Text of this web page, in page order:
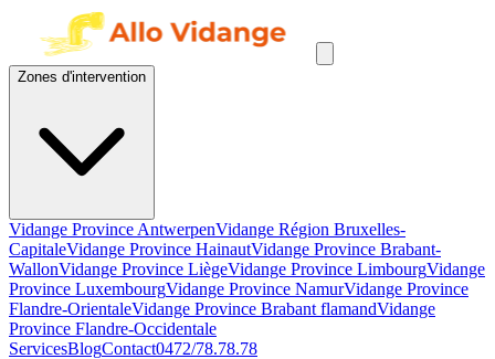
Zones d'intervention
Vidange Province AntwerpenVidange Région Bruxelles-
CapitaleVidange Province HainautVidange Province Brabant-
WallonVidange Province LiègeVidange Province LimbourgVidange
Province LuxembourgVidange Province NamurVidange Province
Flandre-OrientaleVidange Province Brabant flamandVidange
Province Flandre-Occidentale
ServicesBlogContact0472/78.78.78